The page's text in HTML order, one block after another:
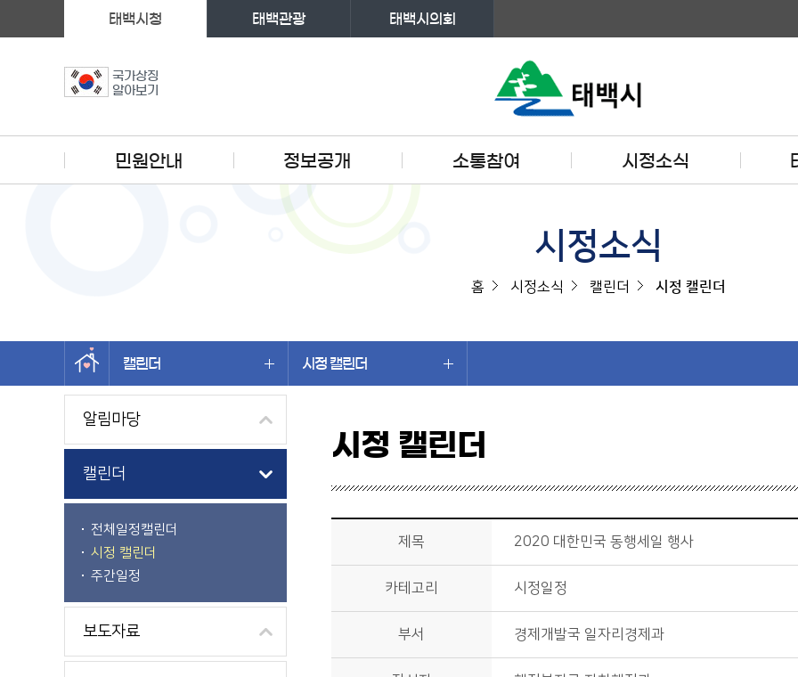
국가상징
알아보기
태백시청 태백관광 태백시의회
민원안내 정보공개 소통참여 시정소식
시정소식
홈 시정소식 캘린더 시정 캘린더
캘린더 시정 캘린더
왼쪽메뉴
알림마당
캘린더
전체일정캘린더
시정 캘린더
주간일정
보도자료
시정 캘린더
시정소식>시정 캘린더 상세보기 - 제목, 카테고리, 부서, 작성자, 내용, 시작일, 종료일 제공
제목 2020 대한민국 동행세일 행사
카테고리 시정일정
부서 경제개발국 일자리경제과